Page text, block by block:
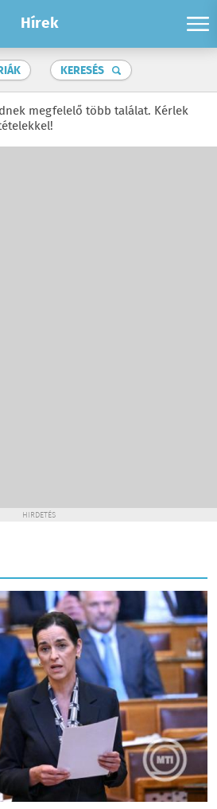
Hírek
KERESÉS
megfelelő több találat. Kérlek
HIRDETÉS